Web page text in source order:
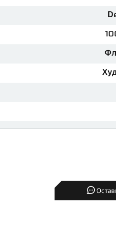
быстро высыхают и не
ростом до 176 см, и L